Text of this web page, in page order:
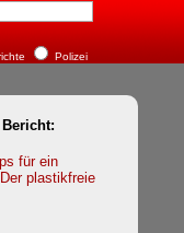
Polizei
für ein
plastikfreie